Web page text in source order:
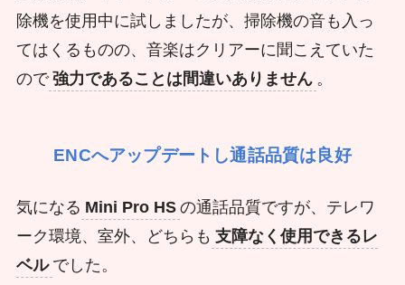
除機を使用中に試しましたが、掃除機の音も入っ
てはくるものの、音楽はクリアーに聞こえていた
ので 強力であることは間違いありません 。
ENCへアップデートし通話品質は良好
気になる Mini Pro HS の通話品質ですが、テレワ
ーク環境、室外、どちらも 支障なく使用できるレ
ベル でした。